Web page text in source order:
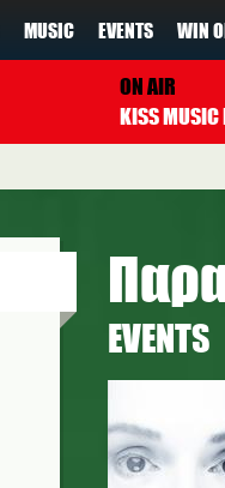
MUSIC EVENTS WIN
ON AIR
EVENTS